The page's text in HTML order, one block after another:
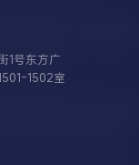
1号东方广
1502室